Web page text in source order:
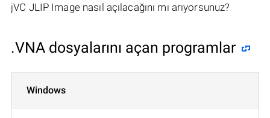
jVC JLIP Image nasıl açılacağını mı arıyorsunuz?
.VNA dosyalarını açan programlar
Windows